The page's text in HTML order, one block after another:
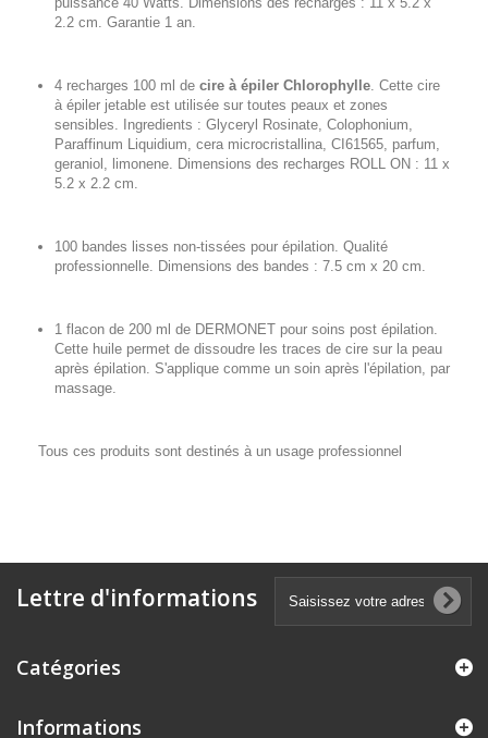
2.2 cm. Garantie 1 an.
4 recharges 100 ml de cire à épiler Chlorophylle. Cette cire
à épiler jetable est utilisée sur toutes peaux et zones
sensibles. Ingredients : Glyceryl Rosinate, Colophonium,
Paraffinum Liquidium, cera microcristallina, CI61565, parfum,
geraniol, limonene. Dimensions des recharges ROLL ON : 11 x
5.2 x 2.2 cm.
100 bandes lisses non-tissées pour épilation. Qualité
professionnelle. Dimensions des bandes : 7.5 cm x 20 cm.
1 flacon de 200 ml de DERMONET pour soins post épilation.
Cette huile permet de dissoudre les traces de cire sur la peau
après épilation. S'applique comme un soin après l'épilation, par
massage.
Tous ces produits sont destinés à un usage professionnel
Lettre d'informations
Catégories
Informations